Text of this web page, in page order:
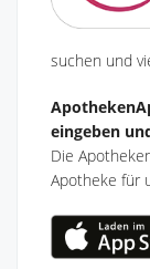
suchen und
eingeben
Die
Apotheke für